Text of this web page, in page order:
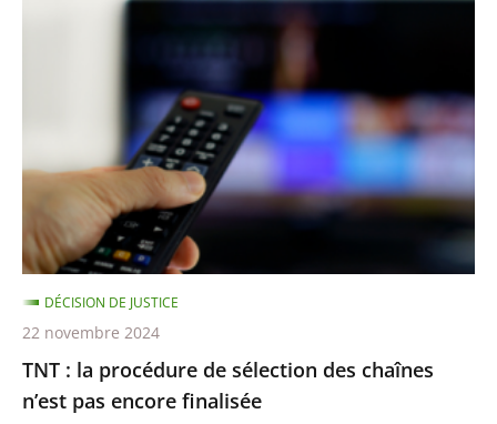
des
chaînes
n’est
pas
encore
finalisée
TNT : la procédure de sélection des chaînes
n’est pas encore finalisée
DÉCISION DE JUSTICE
22 novembre 2024